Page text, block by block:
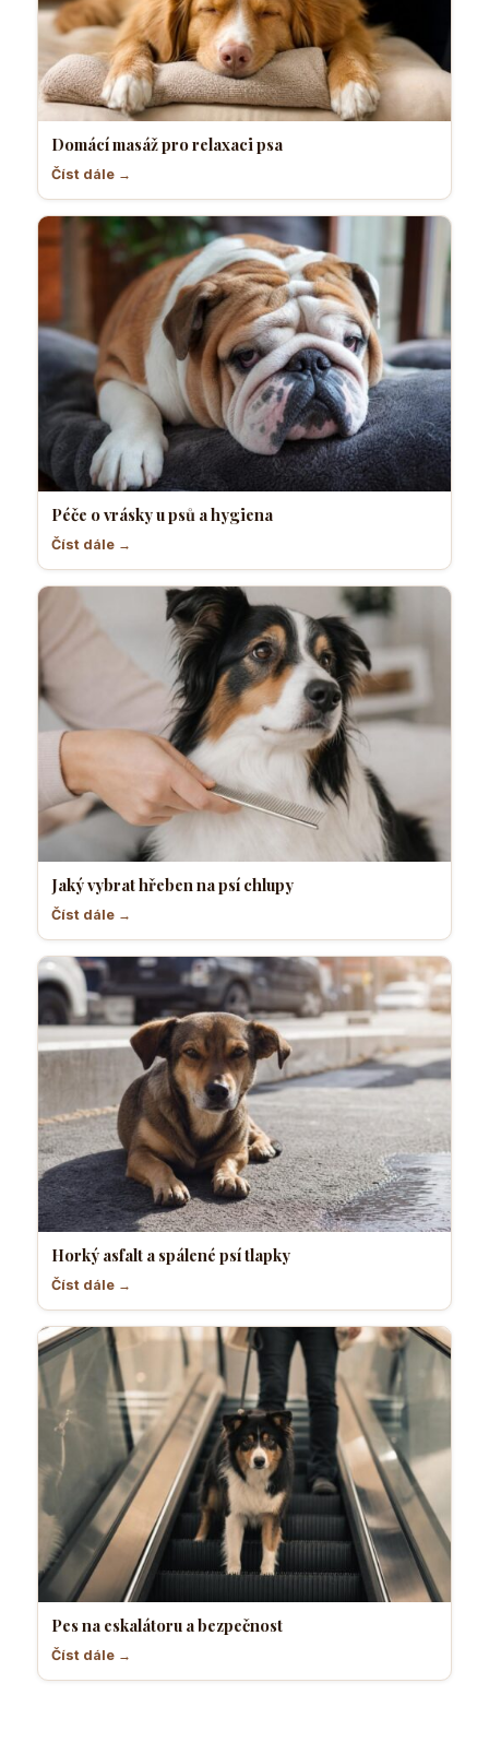
Domácí masáž pro relaxaci psa
Číst dále →
Péče o vrásky u psů a hygiena
Číst dále →
Jaký vybrat hřeben na psí chlupy
Číst dále →
Horký asfalt a spálené psí tlapky
Číst dále →
Pes na eskalátoru a bezpečnost
Číst dále →